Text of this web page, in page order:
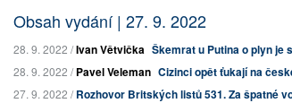
Obsah vydání | 27. 9. 2022
28. 9. 2022 /Ivan Větvička Škemrat u Putina o plyn je
28. 9. 2022 /Pavel Veleman Cizinci opět ťukají na
27. 9. 2022 /Rozhovor Britských listů 531. Za špatné